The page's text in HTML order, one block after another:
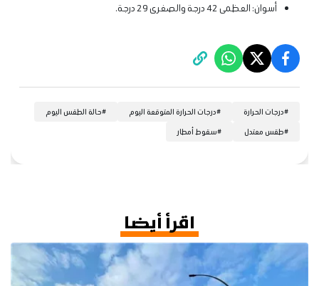
أسوان: العظمى 42 درجة والصغرى 29 درجة.
#درجات الحرارة #درجات الحرارة المتوقعة اليوم #حالة الطقس اليوم
#طقس معتدل #سقوط أمطار
اقرأ أيضا